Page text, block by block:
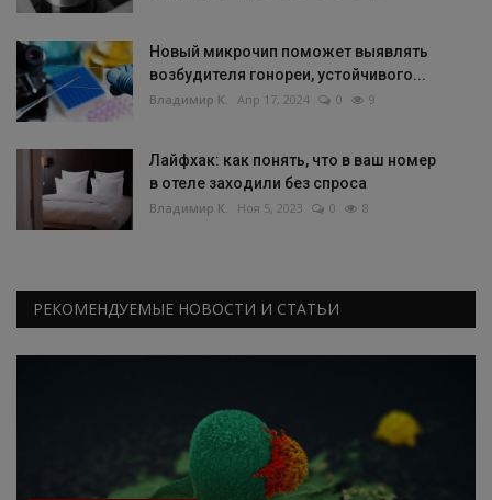
Новый микрочип поможет выявлять
возбудителя гонореи, устойчивого...
Владимир К. Апр 17, 2024 0 9
Лайфхак: как понять, что в ваш номер
в отеле заходили без спроса
Владимир К. Ноя 5, 2023 0 8
РЕКОМЕНДУЕМЫЕ НОВОСТИ И СТАТЬИ